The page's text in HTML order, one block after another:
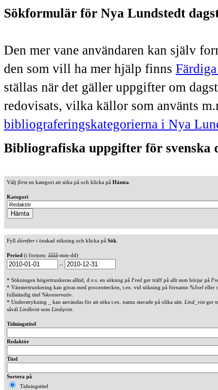
Sökformulär för Nya Lundstedt
Den mer vane användaren kan själv
den som vill ha mer hjälp finns
ställas när det gäller uppgifter om
redovisats, vilka källor som använts
bibliograferingskategorierna i Nya
Bibliografiska uppgifter för svenska
Välj försten kategori att söka på och klicka på Hämta
Kategori
Fyll därefteri önskad sökning och klicka på Sök
Period (i formen: åååå-mm-dd)
--
* Sökningen högertrunkeras alltid, d.v.s. en söknng på Fred ger träff på allt som börjar på
* Vänstertrunkering kan göras med procenttecken, t.ex. vid sökning på förnamn %Joel eller
fullständig titel %konservativ
* Understrykning _ kan användas för att söka t.ex. namn stavade på olika sätt. Lind_vistger
såväl Lindkvistsom Lindqvist.
Tidningstitel
Redaktör
Titel
Sortera på
Tidningstitel